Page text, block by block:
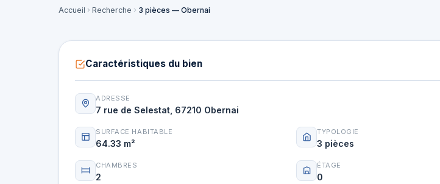
Accueil Recherche 3 pièces — Obernai
Caractéristiques du bien
ADRESSE
7 rue de Selestat, 67210 Obernai
SURFACE HABITABLE
64.33 m²
TYPOLOGIE
3 pièces
CHAMBRES
2
ÉTAGE
0